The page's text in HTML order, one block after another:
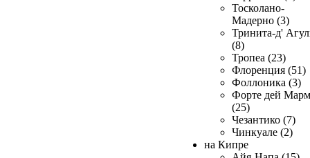
Тосколано-
Мадерно (3)
Тринита-д'
(8)
Тропеа (23)
Флоренция (51)
Фоллоника (3)
Форте дей
(25)
Чезантико (7)
Чинкуале (2)
на Кипре